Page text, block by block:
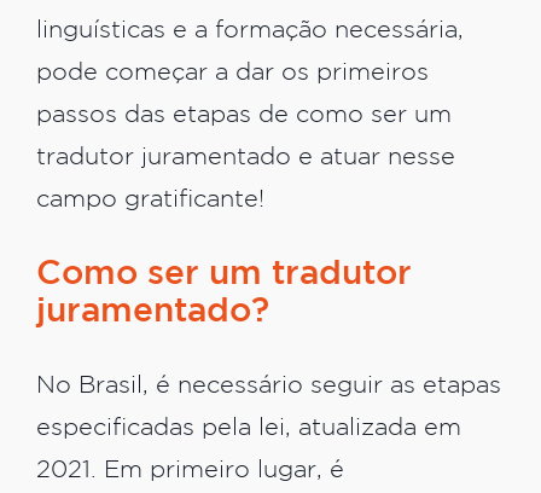
linguísticas e a formação necessária,
pode começar a dar os primeiros
passos das etapas de como ser um
tradutor juramentado e atuar nesse
campo gratificante!
Como ser um tradutor
juramentado?
No Brasil, é necessário seguir as etapas
especificadas pela lei, atualizada em
2021. Em primeiro lugar, é